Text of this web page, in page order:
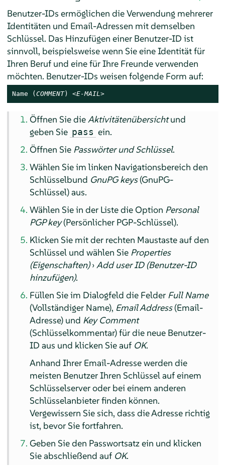
Benutzer-IDs ermöglichen die Verwendung mehrerer
Identitäten und Email-Adressen mit demselben
Schlüssel. Das Hinzufügen einer Benutzer-ID ist
sinnvoll, beispielsweise wenn Sie eine Identität für
Ihren Beruf und eine für Ihre Freunde verwenden
möchten. Benutzer-IDs weisen folgende Form auf:
Name (COMMENT) <E-MAIL >
Öffnen Sie die Aktivitätenübersichtund
geben Sie pass ein.
Öffnen Sie Passwörter und Schlüssel.
Wählen Sie im linken Navigationsbereich den
Schlüsselbund GnuPG keys(GnuPG-
Schlüssel) aus.
Wählen Sie in der Liste die Option Personal
PGP key(Persönlicher PGP-Schlüssel).
Klicken Sie mit der rechten Maustaste auf den
Schlüssel und wählen Sie Properties
(Eigenschaften)› Add user ID (Benutzer-ID
hinzufügen).
Füllen Sie im Dialogfeld die Felder Full Name
(Vollständiger Name), Email Address(Email-
Adresse) und Key Comment
(Schlüsselkommentar) für die neue Benutzer-
ID aus und klicken Sie auf OK.
Anhand Ihrer Email-Adresse werden die
meisten Benutzer Ihren Schlüssel auf einem
Schlüsselserver oder bei einem anderen
Schlüsselanbieter finden können.
Vergewissern Sie sich, dass die Adresse richtig
ist, bevor Sie fortfahren.
Geben Sie den Passwortsatz ein und klicken
Sie abschließend auf OK.